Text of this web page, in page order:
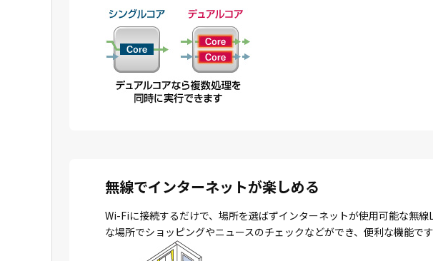
無線でインターネットが楽しめる
Wi-Fiに接続するだけで、場所を選ばずインターネットが使用可能な無
な場所でショッピングやニュースのチェックなどができ、便利な機能です